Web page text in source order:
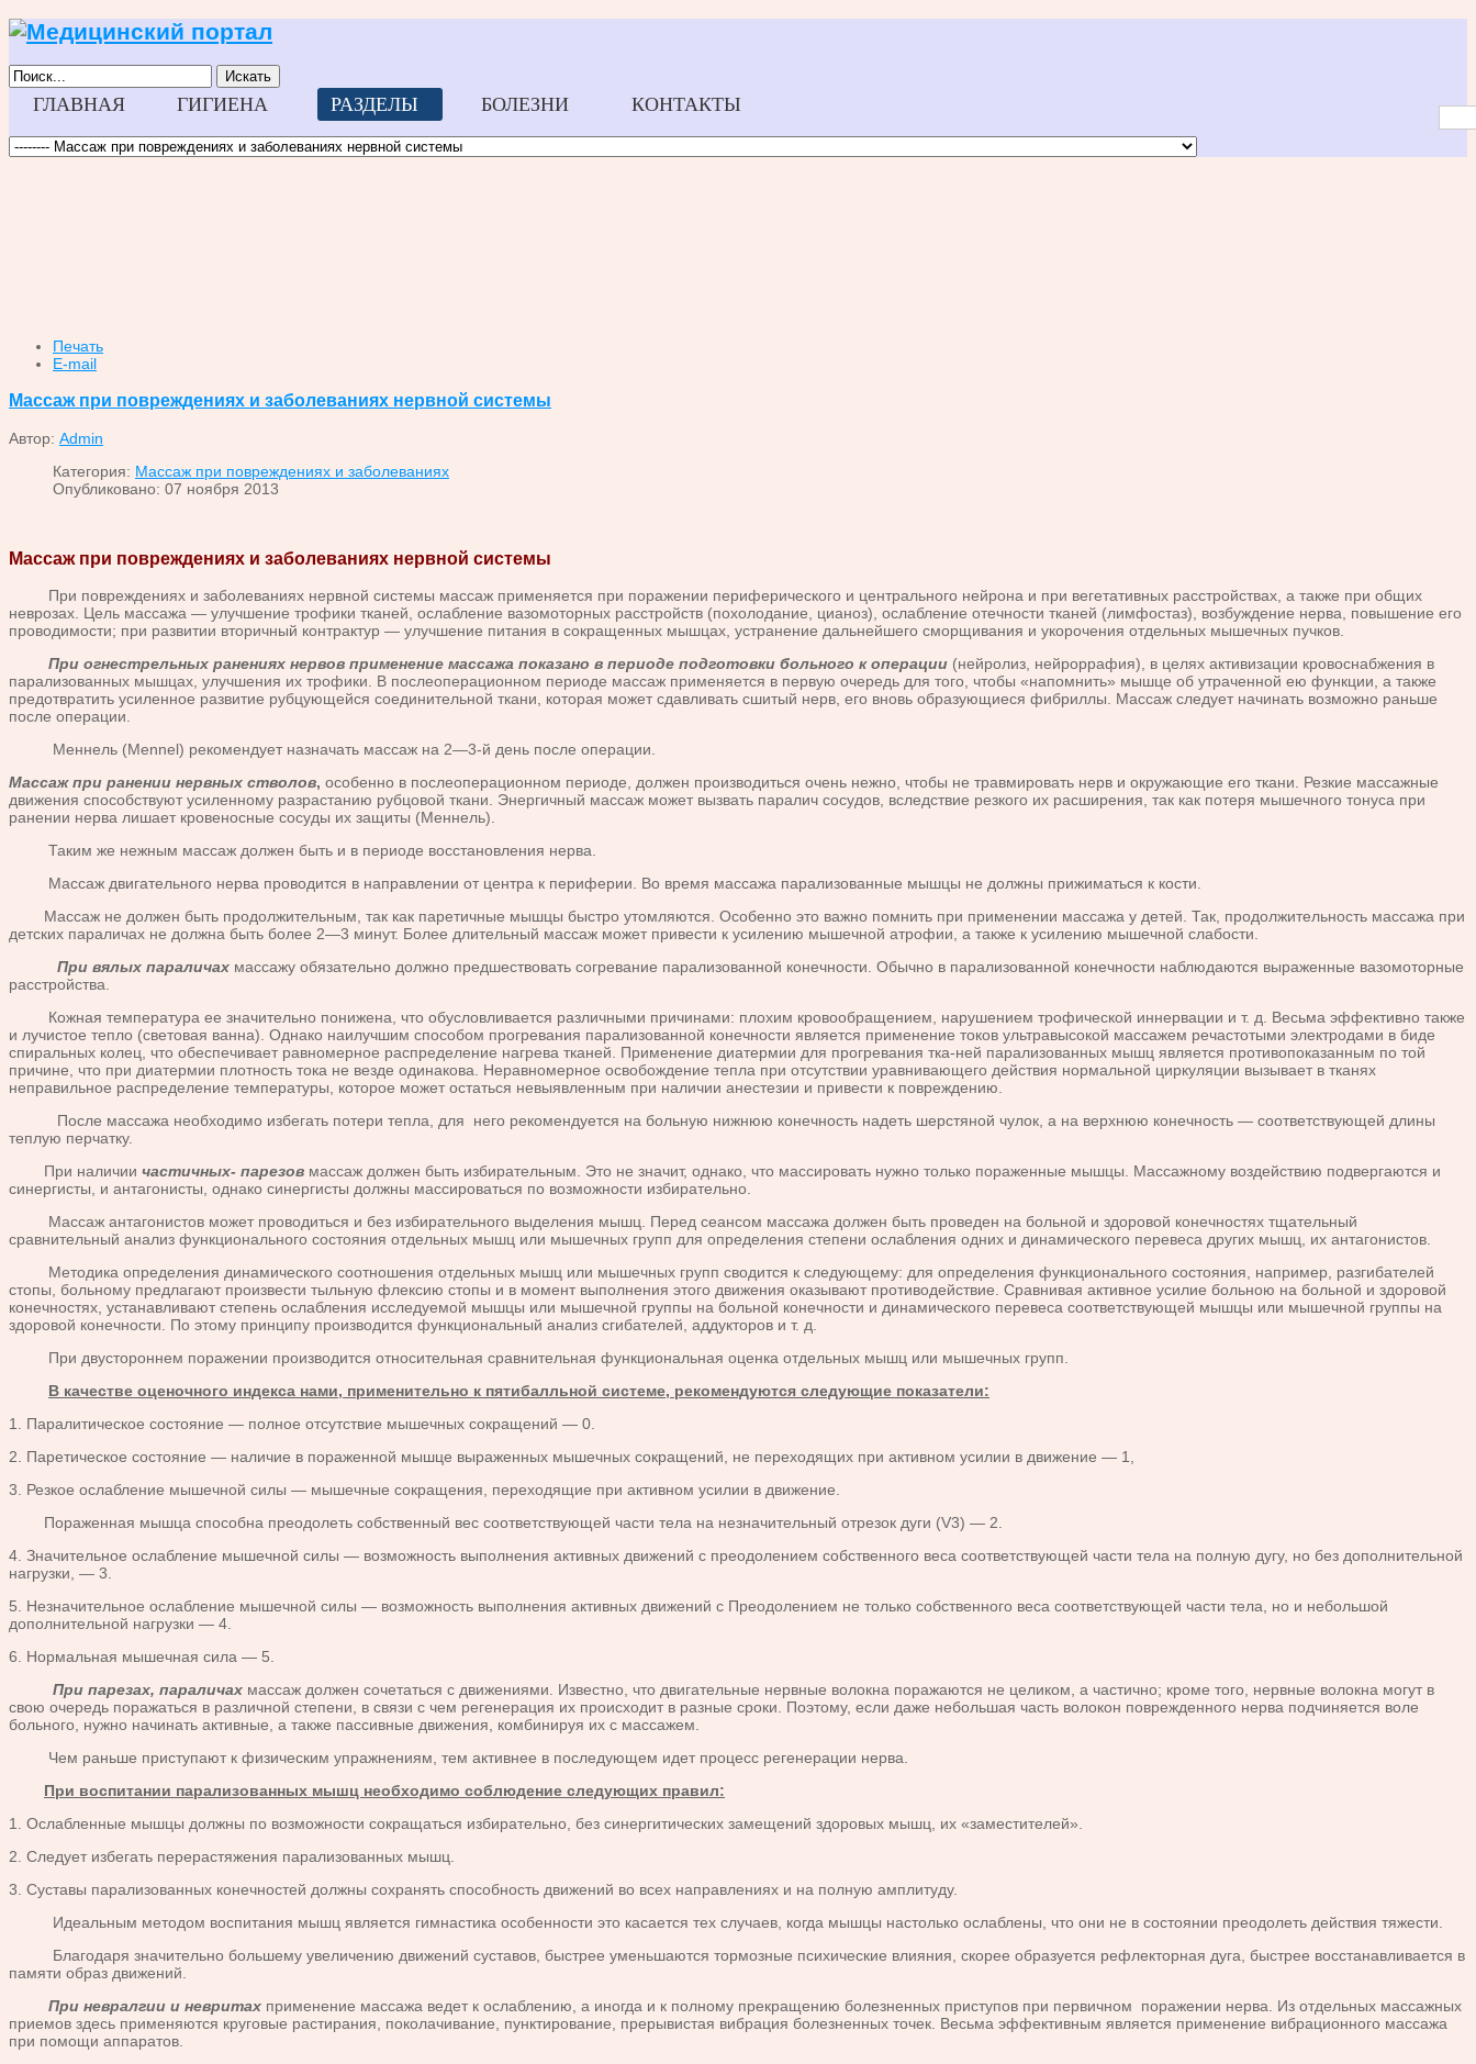
Искать
ГЛАВНАЯ ГИГИЕНА РАЗДЕЛЫ БОЛЕЗНИ КОНТАКТЫ
Печать
E-mail
Массаж при повреждениях и заболеваниях нервной системы
Автор: Admin
Категория: Массаж при повреждениях и заболеваниях
Опубликовано: 07 ноября 2013
Массаж при повреждениях и заболеваниях нервной системы
При повреждениях и заболеваниях нервной системы массаж применяется при поражении периферического и центрального нейрона и при вегетативных расстройствах, а также при общих
неврозах. Цель массажа — улучшение трофики тканей, ослабление вазомоторных расстройств (похолодание, цианоз), ослабление отечности тканей (лимфостаз), возбуждение нерва, повышение его
проводимости; при развитии вторичный контрактур — улучшение питания в сокращенных мышцах, устранение дальнейшего сморщивания и укорочения отдельных мышечных пучков.
При огнестрельных ранениях нервов применение массажа показано в периоде подготовки больного к операции (нейролиз, нейроррафия), в целях активизации кровоснабжения в
парализованных мышцах, улучшения их трофики. В послеоперационном периоде массаж применяется в первую очередь для того, чтобы «напомнить» мышце об утраченной ею функции, а также
предотвратить усиленное развитие рубцующейся соединительной ткани, которая может сдавливать сшитый нерв, его вновь образующиеся фибриллы. Массаж следует начинать возможно раньше
после операции.
Меннель (Mennel) рекомендует назначать массаж на 2—3-й день после операции.
Массаж при ранении нервных стволов, особенно в послеоперационном периоде, должен производиться очень нежно, чтобы не травмировать нерв и окружающие его ткани. Резкие массажные
движения способствуют усиленному разрастанию рубцовой ткани. Энергичный массаж может вызвать паралич сосудов, вследствие резкого их расширения, так как потеря мышечного тонуса при
ранении нерва лишает кровеносные сосуды их защиты (Меннель).
Таким же нежным массаж должен быть и в периоде восстановления нерва.
Массаж двигательного нерва проводится в направлении от центра к периферии. Во время массажа парализованные мышцы не должны прижиматься к кости.
Массаж не должен быть продолжительным, так как паретичные мышцы быстро утомляются. Особенно это важно помнить при применении массажа у детей. Так, продолжительность массажа при
детских параличах не должна быть более 2—3 минут. Более длительный массаж может привести к усилению мышечной атрофии, а также к усилению мышечной слабости.
При вялых параличах массажу обязательно должно предшествовать согревание парализованной конечности. Обычно в парализованной конечности наблюдаются выраженные вазомоторные
расстройства.
Кожная температура ее значительно понижена, что обусловливается различными причинами: плохим кровообращением, нарушением трофической иннервации и т. д. Весьма эффективно также
и лучистое тепло (световая ванна). Однако наилучшим способом прогревания парализованной конечности является применение токов ультравысокой массажем речастотыми электродами в биде
спиральных колец, что обеспечивает равномерное распределение нагрева тканей. Применение диатермии для прогревания тка-ней парализованных мышц является противопоказанным по той
причине, что при диатермии плотность тока не везде одинакова. Неравномерное освобождение тепла при отсутствии уравнивающего действия нормальной циркуляции вызывает в тканях
неправильное распределение температуры, которое может остаться невыявленным при наличии анестезии и привести к повреждению.
После массажа необходимо избегать потери тепла, для него рекомендуется на больную нижнюю конечность надеть шерстяной чулок, а на верхнюю конечность — соответствующей длины
теплую перчатку.
При наличии частичных- парезов массаж должен быть избирательным. Это не значит, однако, что массировать нужно только пораженные мышцы. Массажному воздействию подвергаются и
синергисты, и антагонисты, однако синергисты должны массироваться по возможности избирательно.
Массаж антагонистов может проводиться и без избирательного выделения мышц. Перед сеансом массажа должен быть проведен на больной и здоровой конечностях тщательный
сравнительный анализ функционального состояния отдельных мышц или мышечных групп для определения степени ослабления одних и динамического перевеса других мышц, их антагонистов.
Методика определения динамического соотношения отдельных мышц или мышечных групп сводится к следующему: для определения функционального состояния, например, разгибателей
стопы, больному предлагают произвести тыльную флексию стопы и в момент выполнения этого движения оказывают противодействие. Сравнивая активное усилие больною на больной и здоровой
конечностях, устанавливают степень ослабления исследуемой мышцы или мышечной группы на больной конечности и динамического перевеса соответствующей мышцы или мышечной группы на
здоровой конечности. По этому принципу производится функциональный анализ сгибателей, аддукторов и т. д.
При двустороннем поражении производится относительная сравнительная функциональная оценка отдельных мышц или мышечных групп.
В качестве оценочного индекса нами, применительно к пятибалльной системе, рекомендуются следующие показатели:
1. Паралитическое состояние — полное отсутствие мышечных сокращений — 0.
2. Паретическое состояние — наличие в пораженной мышце выраженных мышечных сокращений, не переходящих при активном усилии в движение — 1,
3. Резкое ослабление мышечной силы — мышечные сокращения, переходящие при активном усилии в движение.
Пораженная мышца способна преодолеть собственный вес соответствующей части тела на незначительный отрезок дуги (V3) — 2.
4. Значительное ослабление мышечной силы — возможность выполнения активных движений с преодолением собственного веса соответствующей части тела на полную дугу, но без дополнительной
нагрузки, — 3.
5. Незначительное ослабление мышечной силы — возможность выполнения активных движений с Преодолением не только собственного веса соответствующей части тела, но и небольшой
дополнительной нагрузки — 4.
6. Нормальная мышечная сила — 5.
При парезах, параличах массаж должен сочетаться с движениями. Известно, что двигательные нервные волокна поражаются не целиком, а частично; кроме того, нервные волокна могут в
свою очередь поражаться в различной степени, в связи с чем регенерация их происходит в разные сроки. Поэтому, если даже небольшая часть волокон поврежденного нерва подчиняется воле
больного, нужно начинать активные, а также пассивные движения, комбинируя их с массажем.
Чем раньше приступают к физическим упражнениям, тем активнее в последующем идет процесс регенерации нерва.
При воспитании парализованных мышц необходимо соблюдение следующих правил:
1. Ослабленные мышцы должны по возможности сокращаться избирательно, без синергитических замещений здоровых мышц, их «заместителей».
2. Следует избегать перерастяжения парализованных мышц.
3. Суставы парализованных конечностей должны сохранять способность движений во всех направлениях и на полную амплитуду.
Идеальным методом воспитания мышц является гимнастика особенности это касается тех случаев, когда мышцы настолько ослаблены, что они не в состоянии преодолеть действия тяжести.
Благодаря значительно большему увеличению движений суставов, быстрее уменьшаются тормозные психические влияния, скорее образуется рефлекторная дуга, быстрее восстанавливается в
памяти образ движений.
При невралгии и невритах применение массажа ведет к ослаблению, а иногда и к полному прекращению болезненных приступов при первичном поражении нерва. Из отдельных массажных
приемов здесь применяются круговые растирания, поколачивание, пунктирование, прерывистая вибрация болезненных точек. Весьма эффективным является применение вибрационного массажа
при помощи аппаратов.